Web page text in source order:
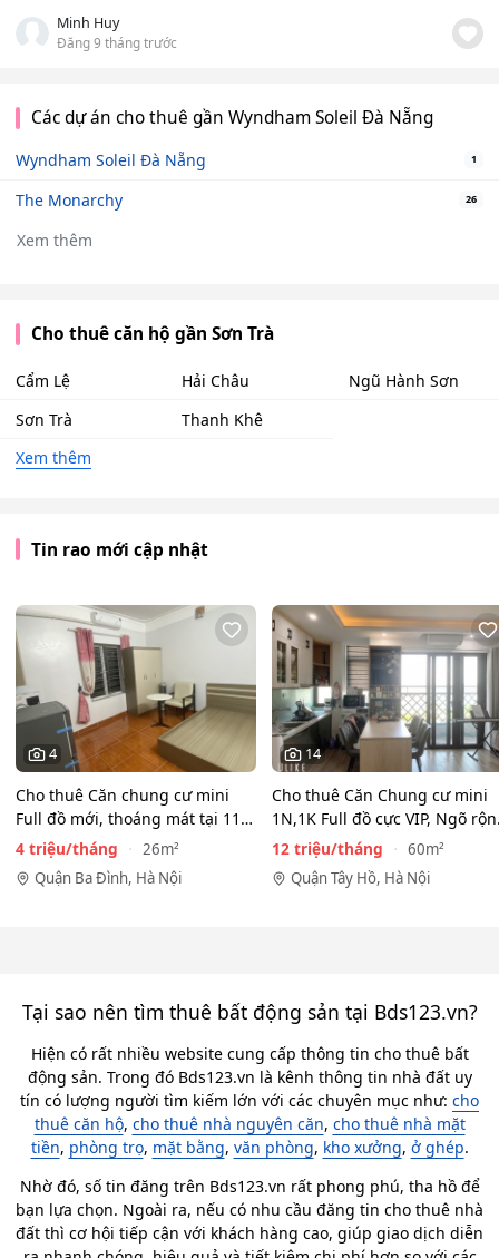
Minh Huy
Đăng 9 tháng trước
Các dự án cho thuê gần Wyndham Soleil Đà Nẵng
Wyndham Soleil Đà Nẵng 1
The Monarchy 26
Xem thêm
Cho thuê căn hộ gần Sơn Trà
Cẩm Lệ Hải Châu
Ngũ Hành Sơn
Sơn Trà
Thanh Khê
Xem thêm
Tin rao mới cập nhật
4
Cho thuê Căn chung cư mini
Full đồ mới, thoáng mát tại 116
Phan Kế Bính, Ba…
4 triệu/tháng
26m²
Quận Ba Đình, Hà Nội
14
Cho thuê Căn Chung cư mini
1N,1K Full đồ cực VIP, Ngõ
View toàn mặt hồ…
12 triệu/tháng
60m²
Quận Tây Hồ, Hà Nội
Tại sao nên tìm thuê bất động sản tại Bds123.vn?
Hiện có rất nhiều website cung cấp thông tin cho thuê bất
động sản. Trong đó Bds123.vn là kênh thông tin nhà đất uy
tín có lượng người tìm kiếm lớn với các chuyên mục như: cho
thuê căn hộ, cho thuê nhà nguyên căn, cho thuê nhà mặt
tiền, phòng trọ, mặt bằng, văn phòng, kho xưởng, ở ghép.
Nhờ đó, số tin đăng trên Bds123.vn rất phong phú, tha hồ để
bạn lựa chọn. Ngoài ra, nếu có nhu cầu đăng tin cho thuê nhà
đất thì cơ hội tiếp cận với khách hàng cao, giúp giao dịch diễn